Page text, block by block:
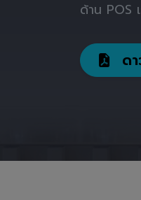
ด้าน POS
ด